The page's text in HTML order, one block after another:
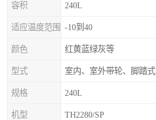
容积 240L
适应温度范围 -10到40
颜色 红黄蓝绿灰等
型式 室内、室外带轮、脚踏式
规格 240L
机型 TH2280/SP